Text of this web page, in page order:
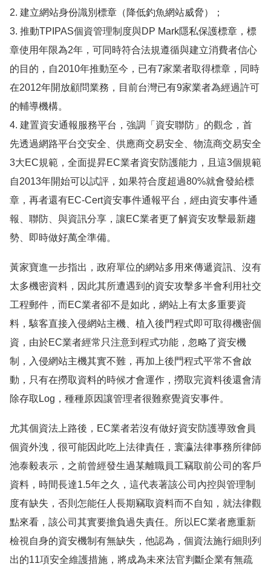
2. 建立網站身份識別標章（降低釣魚網站威脅）；
3. 推動TPIPAS個資管理制度與DP Mark隱私保護標章，標
章使用年限為2年，可同時符合法規遵循與建立消費者信心
的目的，自2010年推動至今，已有7家業者取得標章，同時
在2012年開放顧問業務，目前台灣已有9家業者為經過許可
的輔導機構。
4. 建置資安通報服務平台，強調「資安聯防」的觀念，首
先透過網路平台交安全、供應商交易安全、物流商交易安全
3大EC規範，全面提昇EC業者資安防護能力，且這3個規範
自2013年開始可以試評，如果符合度超過80%就會發給標
章，再者還有EC-Cert資安事件通報平台，經由資安事件通
報、聯防、與資訊分享，讓EC業者更了解資安攻擊最新趨
勢、即時做好萬全準備。
黃家寶進一步指出，政府單位的網站多用來傳遞資訊、沒有
太多機密資料，因此其所遭遇到的資安攻擊多半會利用社交
工程郵件，而EC業者卻不是如此，網站上有太多重要資
料，駭客直接入侵網站主機、植入後門程式即可取得機密個
資，由於EC業者經常只注意到程式功能，忽略了資安機
制，入侵網站主機其實不難，再加上後門程式平常不會啟
動，只有在撈取資料的時候才會運作，撈取完資料後還會清
除存取Log，種種原因讓管理者很難察覺資安事件。
尤其個資法上路後，EC業者若沒有做好資安防護導致會員
個資外洩，很可能因此吃上法律責任，寰瀛法律事務所律師
池泰毅表示，之前曾經發生過某離職員工竊取前公司的客戶
資料，時間長達1.5年之久，這代表著該公司內控與管理制
度有缺失，否則怎能任人長期竊取資料而不自知，就法律觀
點來看，該公司其實要擔負過失責任。所以EC業者應重新
檢視自身的資安機制有無缺失，他認為，個資法施行細則列
出的11項安全維護措施，將成為未來法官判斷企業有無疏